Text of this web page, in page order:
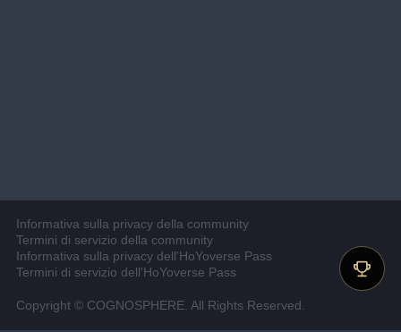
Informativa sulla privacy della community
Termini di servizio della community
Informativa sulla privacy dell'HoYoverse Pass
Termini di servizio dell'HoYoverse Pass
Copyright © COGNOSPHERE. All Rights Reserved.